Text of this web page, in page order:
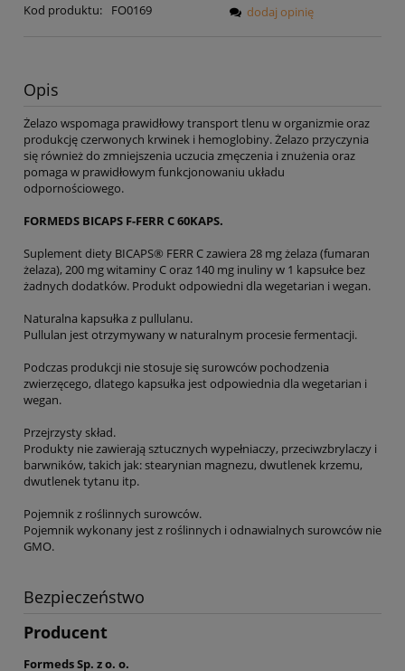
Kod produktu:
FO0169
dodaj opinię
Opis
Żelazo wspomaga prawidłowy transport tlenu w organizmie oraz
produkcję czerwonych krwinek i hemoglobiny. Żelazo przyczynia
się również do zmniejszenia uczucia zmęczenia i znużenia oraz
pomaga w prawidłowym funkcjonowaniu układu
odpornościowego.
FORMEDS BICAPS F-FERR C 60KAPS.
Suplement diety BICAPS® FERR C zawiera 28 mg żelaza (fumaran
żelaza), 200 mg witaminy C oraz 140 mg inuliny w 1 kapsułce bez
żadnych dodatków. Produkt odpowiedni dla wegetarian i wegan.
Naturalna kapsułka z pullulanu.
Pullulan jest otrzymywany w naturalnym procesie fermentacji.
Podczas produkcji nie stosuje się surowców pochodzenia
zwierzęcego, dlatego kapsułka jest odpowiednia dla wegetarian i
wegan.
Przejrzysty skład.
Produkty nie zawierają sztucznych wypełniaczy, przeciwzbrylaczy i
barwników, takich jak: stearynian magnezu, dwutlenek krzemu,
dwutlenek tytanu itp.
Pojemnik z roślinnych surowców.
Pojemnik wykonany jest z roślinnych i odnawialnych surowców nie
GMO.
Bezpieczeństwo
Producent
Formeds Sp. z o. o.